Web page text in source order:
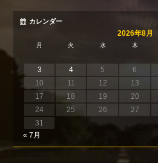
カレンダー
2026年8月
月 火 水 木
3
4 5 6
10
11 12 13
17
18 19 20
24
25 26 27
31
« 7月